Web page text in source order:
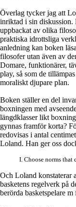
Överlag tycker jag att
inriktad i sin
uppbackat av olika
praktiska idrottsliga
anledning kan boken
filosofer utan även av
Domare, funktionärer,
play, så som de
moraliskt djupare plan.
Boken ställer en del
boxningen med
längdklasser likt
gynnas framför korta?
redovisas i antal
Loland. Han ger oss
I. Choose norms that
Och Loland konstaterar
basketens regelverk på
berörda basketspelare